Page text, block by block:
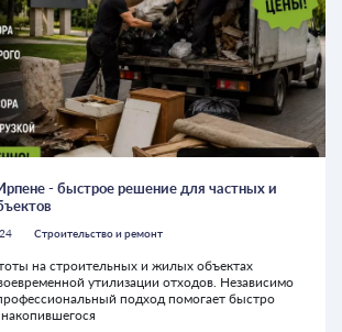
- быстрое решение для частных и
Строительство и ремонт
на строительных и жилых объектах
утилизации отходов. Независимо
подход помогает быстро